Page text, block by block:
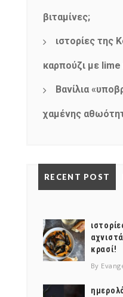
βιταμίνες;
ιστορίες της
καρπούζι με lime
Βανίλια
χαμένης
RECENT POST
κρασί!
By